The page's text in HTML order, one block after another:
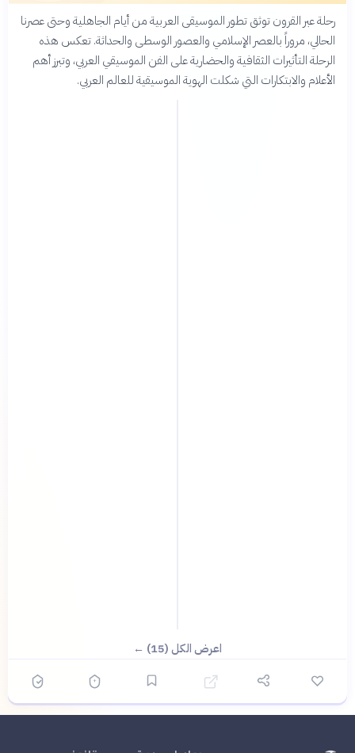
رحلة عبر القرون توثق تطور الموسيقى العربية من أيام الجاهلية وحتى عصرنا
الحالي، مروراً بالعصر الإسلامي والعصور الوسطى والحداثة. تعكس هذه
الرحلة التأثيرات الثقافية والحضارية على الفن الموسيقي العربي، وتبرز أهم
الأعلام والابتكارات التي شكلت الهوية الموسيقية للعالم العربي.
اعرض الكل (15) ←